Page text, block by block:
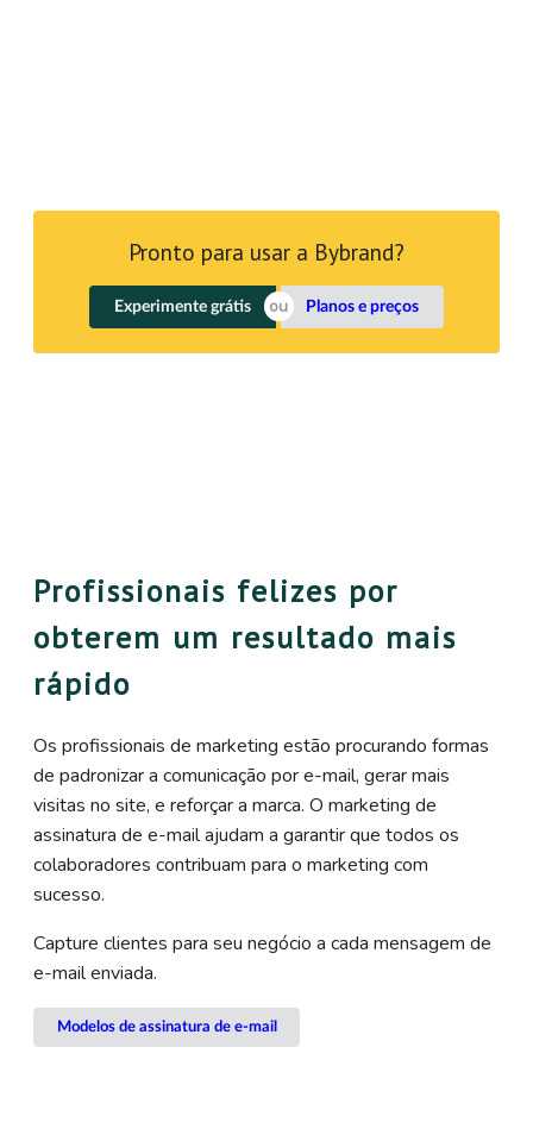
Pronto para usar a Bybrand?
Experimente grátis Planos e preços
Profissionais felizes por
obterem um resultado mais
rápido
Os profissionais de marketing estão procurando formas
de padronizar a comunicação por e-mail, gerar mais
visitas no site, e reforçar a marca. O marketing de
assinatura de e-mail ajudam a garantir que todos os
colaboradores contribuam para o marketing com
sucesso.
Capture clientes para seu negócio a cada mensagem de
e-mail enviada.
Modelos de assinatura de e-mail